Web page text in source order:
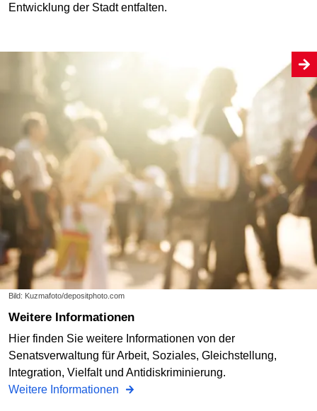
Entwicklung der Stadt entfalten.
Bild: Kuzmafoto/depositphoto.com
Weitere Informationen
Hier finden Sie weitere Informationen von der
Senatsverwaltung für Arbeit, Soziales, Gleichstellung,
Integration, Vielfalt und Antidiskriminierung.
Weitere Informationen